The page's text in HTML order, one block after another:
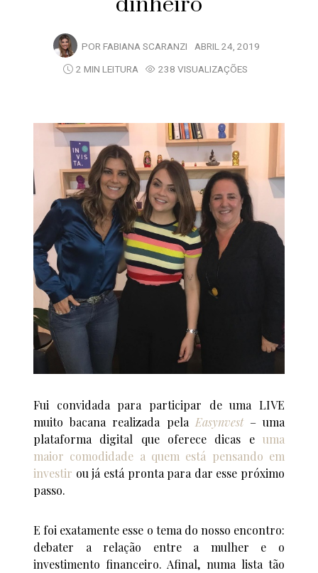
POR FABIANA SCARANZI ABRIL 24, 2019
2 MIN LEITURA
238 VISUALIZAÇÕES
Fui convidada para participar de uma LIVE
muito bacana realizada pela Easynvest– uma
plataforma digital que oferece dicas e uma
maior comodidade a quem está pensando em
investir ou já está pronta para dar esse próximo
passo.
E foi exatamente esse o tema do nosso encontro:
debater a relação entre a mulher e o
investimento financeiro. Afinal, numa lista tão